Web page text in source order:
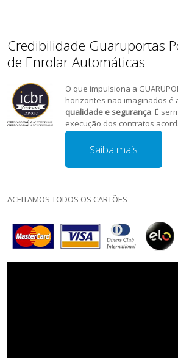
Credibilidade Guaruportas
de Enrolar Automáticas
O que impulsiona a
horizontes não imaginados é
qualidade e segurança. É
execução dos contratos
Saiba mais
ACEITAMOS TODOS OS CARTÕES